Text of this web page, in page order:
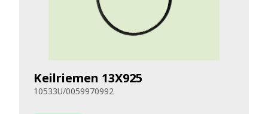
Keilriemen 13X925
10533U/0059970992